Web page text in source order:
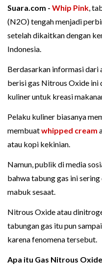
Suara.com - Whip Pink,
(N2O) tengah menjadi
setelah dikaitkan dengan
Indonesia.
Berdasarkan informasi dari
berisi gas Nitrous Oxide
kuliner untuk kreasi
Pelaku kuliner biasanya
membuatwhipped cream
atau kopi kekinian.
Namun, publik di media
bahwa tabung gas ini
mabuk sesaat.
Nitrous Oxide atau
tabungan gas itu pun
karena fenomena tersebut.
Apa itu Gas Nitrous